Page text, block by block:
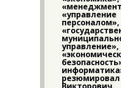
«управление
персоналом»,
управление»,